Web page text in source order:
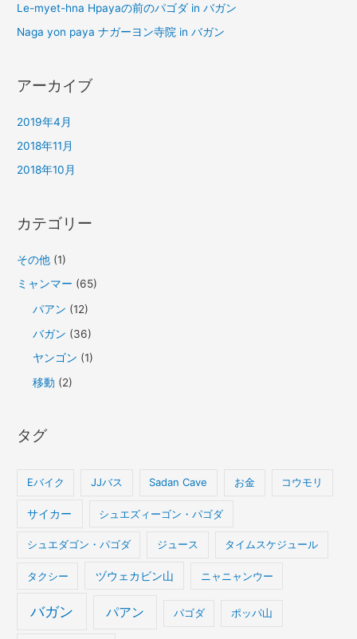
Le-myet-hna Hpayaの前のパゴダ in バガン
Naga yon paya ナガーヨン寺院 in バガン
アーカイブ
2019年4月
2018年11月
2018年10月
カテゴリー
その他 (1)
ミャンマー (65)
パアン (12)
バガン (36)
ヤンゴン (1)
移動 (2)
タグ
Eバイク JJバス Sadan Cave お金 コウモリ
サイカー シュエズィーゴン・パゴダ
シュエダゴン・パゴダ ジュース タイムスケジュール
タクシー ヅウェカビン山 ニャニャンウー
バガン パアン パゴダ ポッパ山